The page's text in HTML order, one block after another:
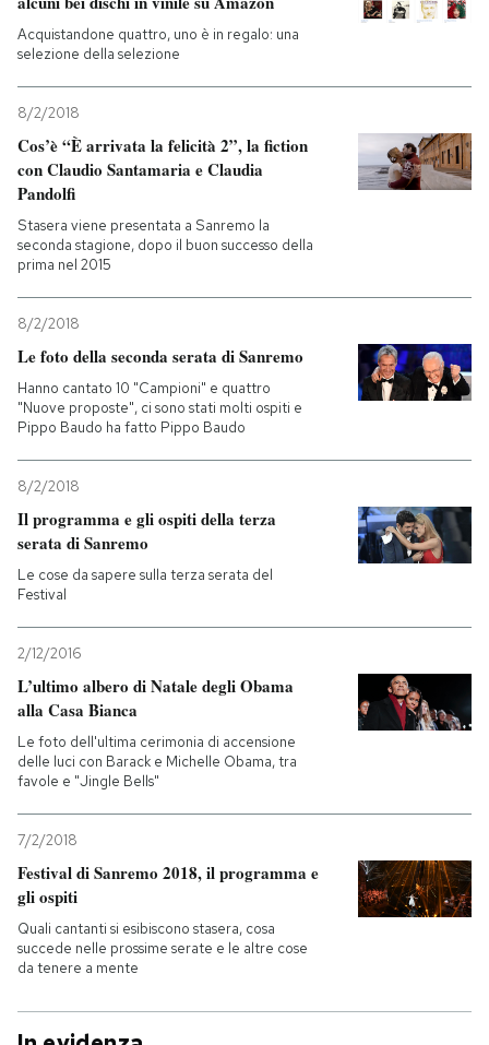
Acquistandone quattro, uno è in regalo: una
selezione della selezione
8/2/2018
Cos’è “È arrivata la felicità 2”, la fiction
con Claudio Santamaria e Claudia
Pandolfi
Stasera viene presentata a Sanremo la
seconda stagione, dopo il buon successo della
prima nel 2015
8/2/2018
Le foto della seconda serata di Sanremo
Hanno cantato 10 "Campioni" e quattro
"Nuove proposte", ci sono stati molti ospiti e
Pippo Baudo ha fatto Pippo Baudo
8/2/2018
Il programma e gli ospiti della terza
serata di Sanremo
Le cose da sapere sulla terza serata del
Festival
2/12/2016
L’ultimo albero di Natale degli Obama
alla Casa Bianca
Le foto dell'ultima cerimonia di accensione
delle luci con Barack e Michelle Obama, tra
favole e "Jingle Bells"
7/2/2018
Festival di Sanremo 2018, il programma e
gli ospiti
Quali cantanti si esibiscono stasera, cosa
succede nelle prossime serate e le altre cose
da tenere a mente